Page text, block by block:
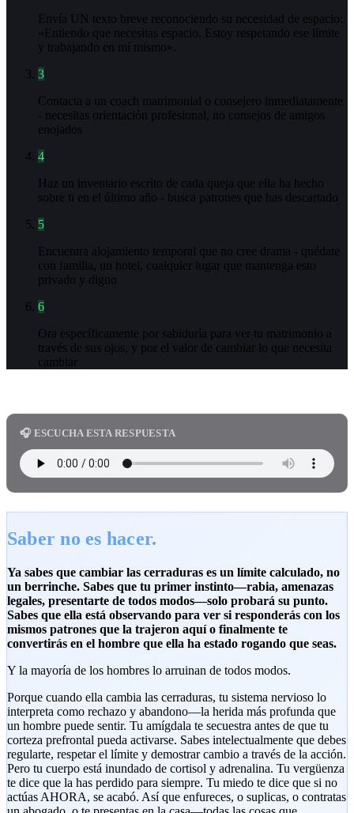
Envía UN texto breve reconociendo su necesidad de espacio:
«Entiendo que necesitas espacio. Estoy respetando ese límite
y trabajando en mí mismo».
3
Contacta a un coach matrimonial o consejero inmediatamente
- necesitas orientación profesional, no consejos de amigos
enojados
4
Haz un inventario escrito de cada queja que ella ha hecho
sobre ti en el último año - busca patrones que has descartado
5
Encuentra alojamiento temporal que no cree drama - quédate
con familia, un hotel, cualquier lugar que mantenga esto
privado y digno
6
Ora específicamente por sabiduría para ver tu matrimonio a
través de sus ojos, y por el valor de cambiar lo que necesita
cambiar
🎧 ESCUCHA ESTA RESPUESTA
Saber no es hacer.
Ya sabes que cambiar las cerraduras es un límite calculado, no
un berrinche. Sabes que tu primer instinto—rabia, amenazas
legales, presentarte de todos modos—solo probará su punto.
Sabes que ella está observando para ver si responderás con los
mismos patrones que la trajeron aquí o finalmente te
convertirás en el hombre que ella ha estado rogando que seas.
Y la mayoría de los hombres lo arruinan de todos modos.
Porque cuando ella cambia las cerraduras, tu sistema nervioso lo
interpreta como rechazo y abandono—la herida más profunda que
un hombre puede sentir. Tu amígdala te secuestra antes de que tu
corteza prefrontal pueda activarse. Sabes intelectualmente que debes
regularte, respetar el límite y demostrar cambio a través de la acción.
Pero tu cuerpo está inundado de cortisol y adrenalina. Tu vergüenza
te dice que la has perdido para siempre. Tu miedo te dice que si no
actúas AHORA, se acabó. Así que enfureces, o suplicas, o contratas